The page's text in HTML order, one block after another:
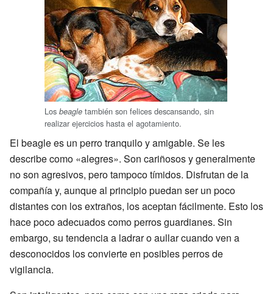
Los beagle también son felices descansando, sin
realizar ejercicios hasta el agotamiento.
El beagle es un perro tranquilo y amigable. Se les
describe como «alegres». Son cariñosos y generalmente
no son agresivos, pero tampoco tímidos. Disfrutan de la
compañía y, aunque al principio puedan ser un poco
distantes con los extraños, los aceptan fácilmente. Esto los
hace poco adecuados como perros guardianes. Sin
embargo, su tendencia a ladrar o aullar cuando ven a
desconocidos los convierte en posibles perros de
vigilancia.